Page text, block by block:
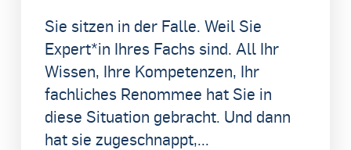
Sie sitzen in der Falle. Weil Sie
Expert*in Ihres Fachs sind. All Ihr
Wissen, Ihre Kompetenzen, Ihr
fachliches Renommee hat Sie in
diese Situation gebracht. Und dann
hat sie zugeschnappt,...